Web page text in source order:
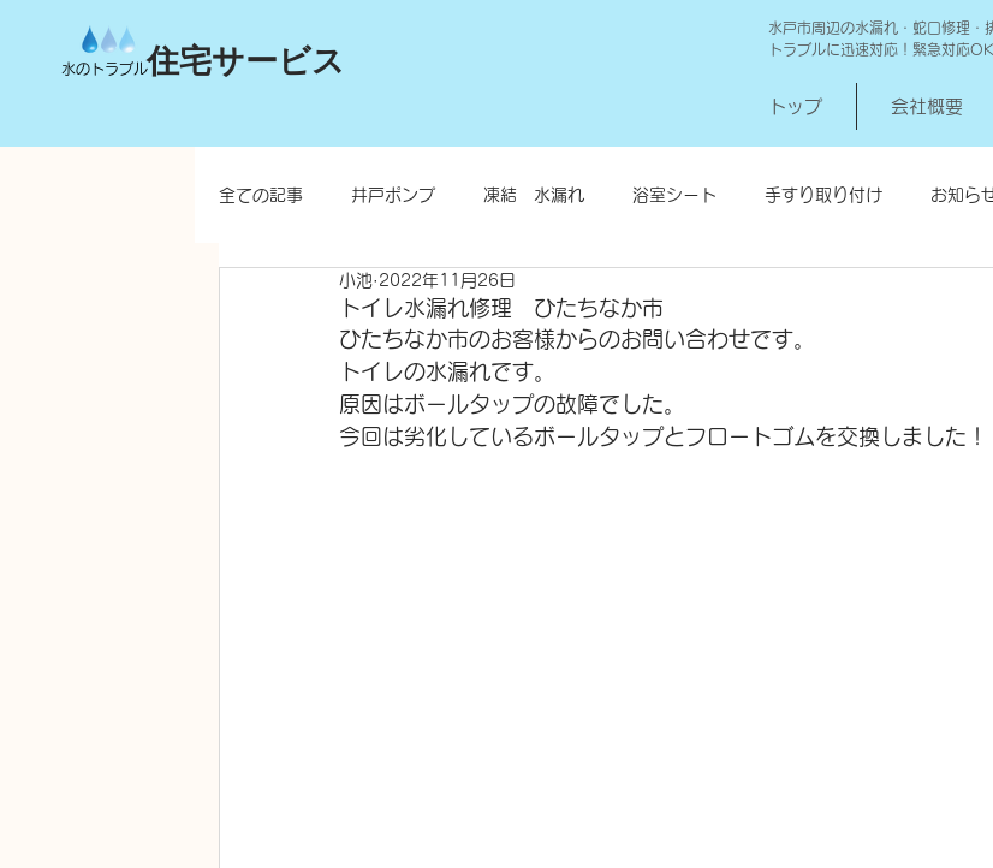
水のトラブル住宅サービス
水戸市周辺の水漏れ・蛇口修理・
トラブルに迅速対応！緊急対応
トップ 会社概要
全ての記事 井戸ポンプ 凍結 水漏れ 浴室シート 手すり取り付け お知ら
洗面所 お風呂
水栓柱・不凍水栓柱
トイレ水漏れ修理 ひたちなか市
小池 2022年11月26日
ひたちなか市のお客様からのお問い合わせです。
トイレの水漏れです。
原因はボールタップの故障でした。
今回は劣化しているボールタップとフロートゴムを交換しました！